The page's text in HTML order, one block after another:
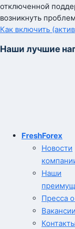
отключенной
возникнуть
Как включить
Наши лучшие
FreshForex
Новости
Наши
Пресса
Вакансии
Контакты